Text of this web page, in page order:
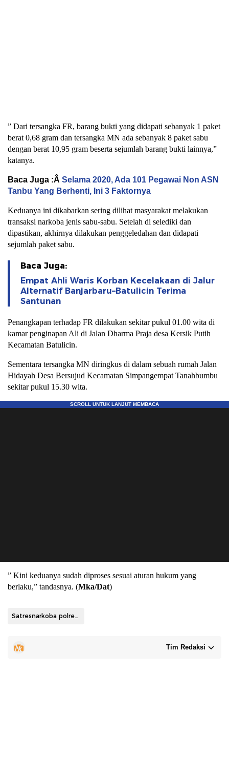
” Dari tersangka FR, barang bukti yang didapati sebanyak 1 paket
berat 0,68 gram dan tersangka MN ada sebanyak 8 paket sabu
dengan berat 10,95 gram beserta sejumlah barang bukti lainnya,”
katanya.
Baca Juga :Â Selama 2020, Ada 101 Pegawai Non ASN
Tanbu Yang Berhenti, Ini 3 Faktornya
Keduanya ini dikabarkan sering dilihat masyarakat melakukan
transaksi narkoba jenis sabu-sabu. Setelah di selediki dan
dipastikan, akhirnya dilakukan penggeledahan dan didapati
sejumlah paket sabu.
Baca Juga:
Empat Ahli Waris Korban Kecelakaan di Jalur
Alternatif Banjarbaru–Batulicin Terima
Santunan
Penangkapan terhadap FR dilakukan sekitar pukul 01.00 wita di
kamar penginapan Ali di Jalan Dharma Praja desa Kersik Putih
Kecamatan Batulicin.
Sementara tersangka MN diringkus di dalam sebuah rumah Jalan
Hidayah Desa Bersujud Kecamatan Simpangempat Tanahbumbu
sekitar pukul 15.30 wita.
” Kini keduanya sudah diproses sesuai aturan hukum yang
berlaku,” tandasnya. (Mka/Dat)
Satresnarkoba polres tanbu
Tim Redaksi